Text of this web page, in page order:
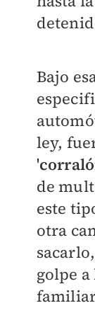
Bajo
ley,
'
de
este
otra
golpe